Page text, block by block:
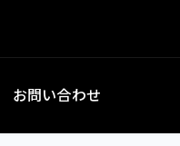
お問い合わせ